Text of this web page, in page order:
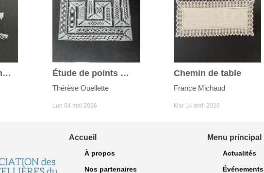
Bordure du 17ème siècle Étude de points Milanaise
Thérèse Ouellette
Lun 04 mai 2026
Chemin de table
France Michaud
Mar 14 avril 2026
Accueil
À propos
Nos partenaires
Menu principal
Actualités
Événements